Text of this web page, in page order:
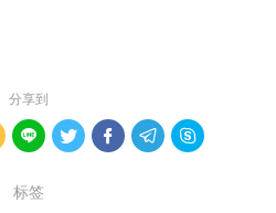
分享到
    
标签